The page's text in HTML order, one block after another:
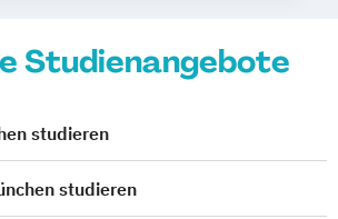
Studienangebote
studieren
studieren